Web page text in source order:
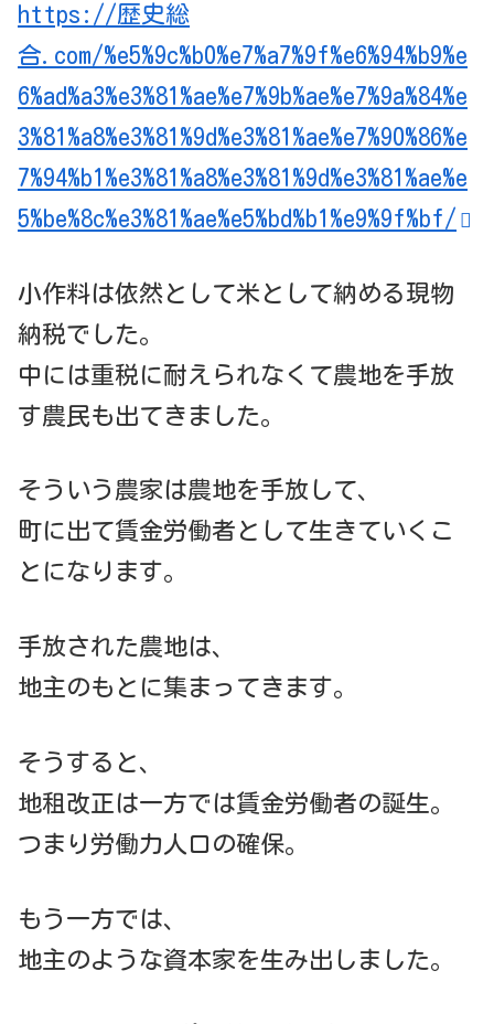
https://歴史総
合.com/%e5%9c%b0%e7%a7%9f%e6%94%b9%e
6%ad%a3%e3%81%ae%e7%9b%ae%e7%9a%84%e
3%81%a8%e3%81%9d%e3%81%ae%e7%90%86%e
7%94%b1%e3%81%a8%e3%81%9d%e3%81%ae%e
5%be%8c%e3%81%ae%e5%bd%b1%e9%9f%bf/
小作料は依然として米として納める現物
納税でした。
中には重税に耐えられなくて農地を手放
す農民も出てきました。
そういう農家は農地を手放して、
町に出て賃金労働者として生きていくこ
とになります。
手放された農地は、
地主のもとに集まってきます。
そうすると、
地租改正は一方では賃金労働者の誕生。
つまり労働力人口の確保。
もう一方では、
地主のような資本家を生み出しました。